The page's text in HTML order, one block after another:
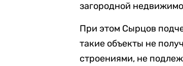
загородной
При этом Сырцов
такие объекты не
строениями, не